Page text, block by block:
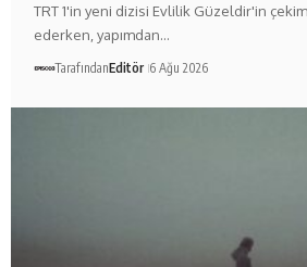
TRT 1'in yeni dizisi Evlilik Güzeldir'in
ederken, yapımdan…
TarafındanEditör 6 Ağu 2026